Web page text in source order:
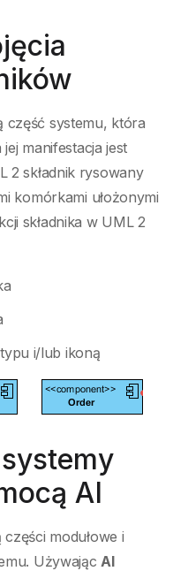
część systemu, która
manifestacja jest
2 składnik rysowany
komórkami ułożonymi
składnika w UML 2
i/lub ikoną
AI
modułowe i
Używając AI